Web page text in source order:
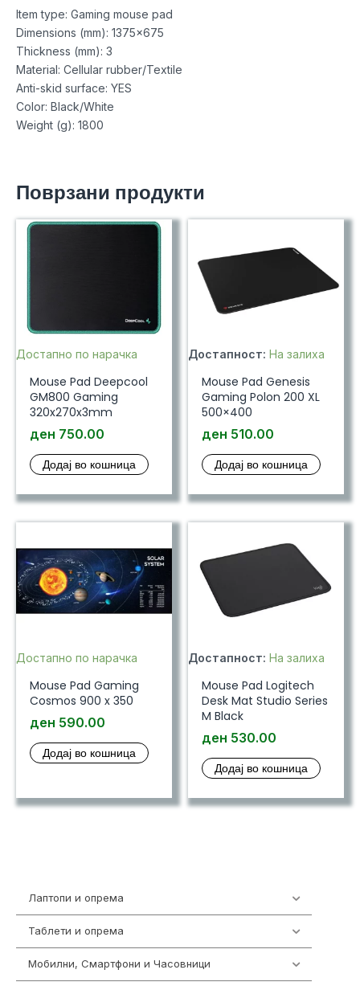
Лаптопи и опрема
Таблети и опрема
Мобилни, Смартфони и Часовници
Gaming
количина
Item type: Gaming mouse pad
Dimensions (mm): 1375×675
Thickness (mm): 3
Material: Cellular rubber/Textile
Anti-skid surface: YES
Color: Black/White
Weight (g): 1800
Поврзани продукти
Достапно по нарачка
Mouse Pad Deepcool
GM800 Gaming
320x270x3mm
ден 750.00
Додај во кошница
Достапност: На залиха
Mouse Pad Genesis
Gaming Polon 200 XL
500×400
ден 510.00
Додај во кошница
Достапно по нарачка
Mouse Pad Gaming
Cosmos 900 x 350
ден 590.00
Додај во кошница
Достапност: На залиха
Mouse Pad Logitech
Desk Mat Studio Series
M Black
ден 530.00
Додај во кошница